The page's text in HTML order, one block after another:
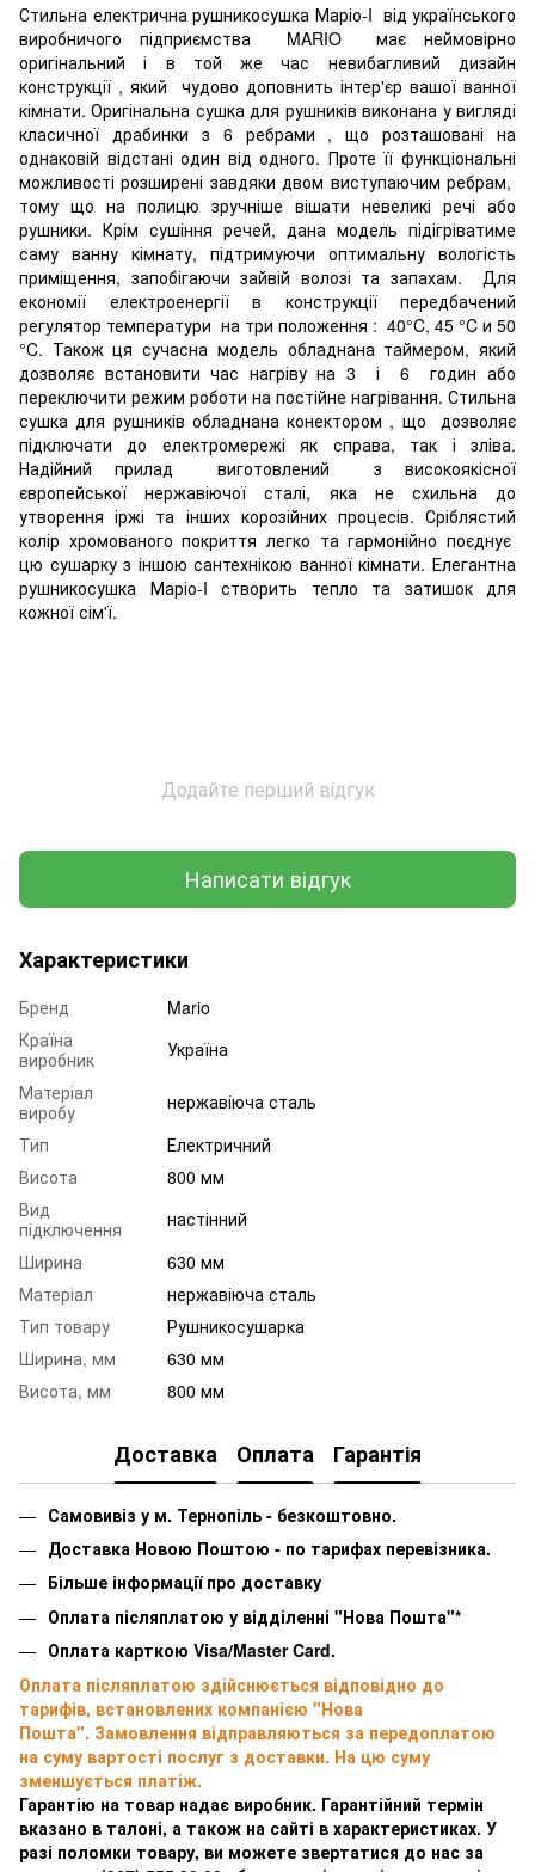
Стильна електрична рушникосушка Маріо-I від українського
виробничого підприємства MARIO має неймовірно
оригінальний і в той же час невибагливий дизайн
конструкції , який чудово доповнить інтер'єр вашої ванної
кімнати. Оригінальна сушка для рушників виконана у вигляді
класичної драбинки з 6 ребрами , що розташовані на
однаковій відстані один від одного. Проте її функціональні
можливості розширені завдяки двом виступаючим ребрам,
тому що на полицю зручніше вішати невеликі речі або
рушники. Крім сушіння речей, дана модель підігріватиме
саму ванну кімнату, підтримуючи оптимальну вологість
приміщення, запобігаючи зайвій волозі та запахам. Для
економії електроенергії в конструкції передбачений
регулятор температури на три положення : 40°C, 45 °C и 50
°C. Також ця сучасна модель обладнана таймером, який
дозволяє встановити час нагріву на 3 і 6 годин або
переключити режим роботи на постійне нагрівання. Стильна
сушка для рушників обладнана конектором , що дозволяє
підключати до електромережі як справа, так і зліва.
Надійний прилад виготовлений з високоякісної
європейської нержавіючої сталі, яка не схильна до
утворення іржі та інших корозійних процесів. Сріблястий
колір хромованого покриття легко та гармонійно поєднує
цю сушарку з іншою сантехнікою ванної кімнати. Елегантна
рушникосушка Маріо-I створить тепло та затишок для
кожної сім'ї.
Додайте перший відгук
Написати відгук
Характеристики
Бренд
Mario
Країна
виробник
Україна
Матеріал
виробу
нержавіюча сталь
Тип
Електричний
Висота
800 мм
Вид
підключення
настінний
Ширина
630 мм
Матеріал
нержавіюча сталь
Тип товару
Рушникосушарка
Ширина, мм
630 мм
Висота, мм
800 мм
Доставка Оплата Гарантія
Самовивіз у м. Тернопіль - безкоштовно.
Доставка Новою Поштою - по тарифах перевізника.
Більше інформації про доставку
Оплата післяплатою у відділенні "Нова Пошта"*
Оплата карткою Visa/Master Card.
Оплата післяплатою здійснюється відповідно до
тарифів, встановлених компанією "Нова
Пошта". Замовлення відправляються за передоплатою
на суму вартості послуг з доставки. На цю суму
зменшується платіж.
Гарантію на товар надає виробник. Гарантійний термін
вказано в талоні, а також на сайті в характеристиках. У
разі поломки товару, ви можете звертатися до нас за